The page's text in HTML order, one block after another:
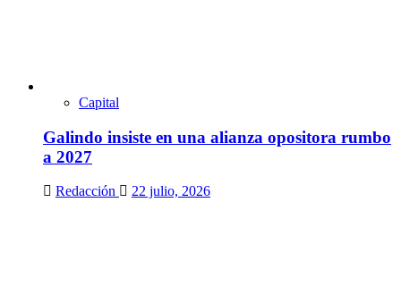
Capital
Galindo insiste en una alianza opositora rumbo
a 2027
Redacción 22 julio, 2026